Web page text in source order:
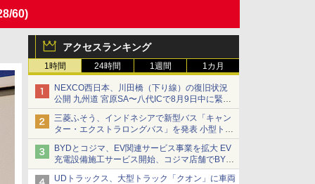
60)
アクセスランキング
1時間 24時間 1週間 1カ月
NEXCO西日本、川田橋（下り線）の復旧状況
公開 九州道 宮原SA〜八代ICで8月9日中に緊急
車両を通行可能に
三菱ふそう、インドネシアで新型バス「キャン
ター・エクストラロングバス」を発表 小型トラ
ックベースの観光・旅客輸送向けバス
BYDとコジマ、EV関連サービス事業を拡大 EV
充電設備施工サービス開始、コジマ店舗でBYD
車の展示・試乗イベントを強化
UDトラックス、大型トラック「クオン」に車両